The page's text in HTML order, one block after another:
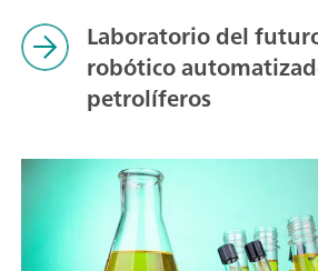
Laboratorio del
robótico
petrolíferos